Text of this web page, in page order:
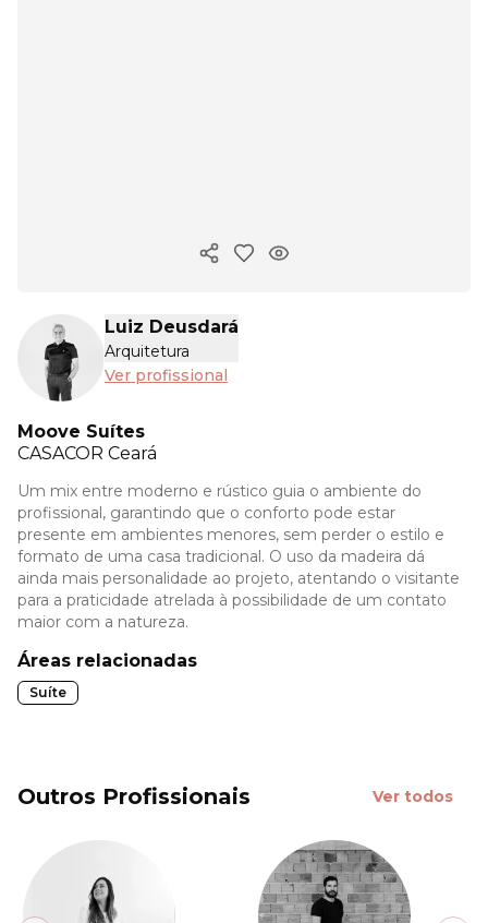
Copiar link
Luiz Deusdará
Arquitetura
Ver profissional
Moove Suítes
CASACOR Ceará
Um mix entre moderno e rústico guia o ambiente do
profissional, garantindo que o conforto pode estar
presente em ambientes menores, sem perder o estilo e
formato de uma casa tradicional. O uso da madeira dá
ainda mais personalidade ao projeto, atentando o visitante
para a praticidade atrelada à possibilidade de um contato
maior com a natureza.
Áreas relacionadas
Suíte
Outros Profissionais Ver todos